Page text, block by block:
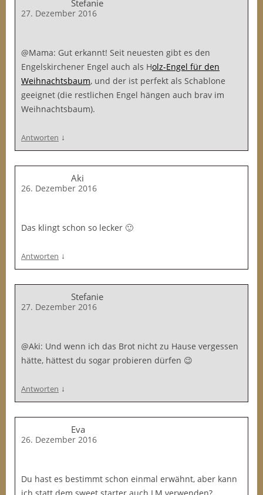
Stefanie
27. Dezember 2016
@Mama: Gut erkannt! Seit neuesten gibt es den
Engelskirchener Engel auch als Holz-Engel für den
Weihnachtsbaum, und der ist perfekt als Schablone
geeignet (die restlichen Engel hängen auch brav im
Weihnachtsbaum).
Antworten ↓
Aki
26. Dezember 2016
Das klingt schon so lecker 🙂
Antworten ↓
Stefanie
27. Dezember 2016
@Aki: Und wenn ich das Brot nicht zu Hause vergessen
hätte, hättest du sogar probieren dürfen 😉
Antworten ↓
Eva
26. Dezember 2016
Du hast es bestimmt schon einmal erwähnt, aber kann